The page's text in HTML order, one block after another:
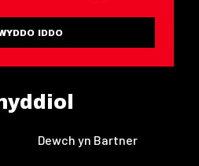
IDDO
Dewch yn Bartner